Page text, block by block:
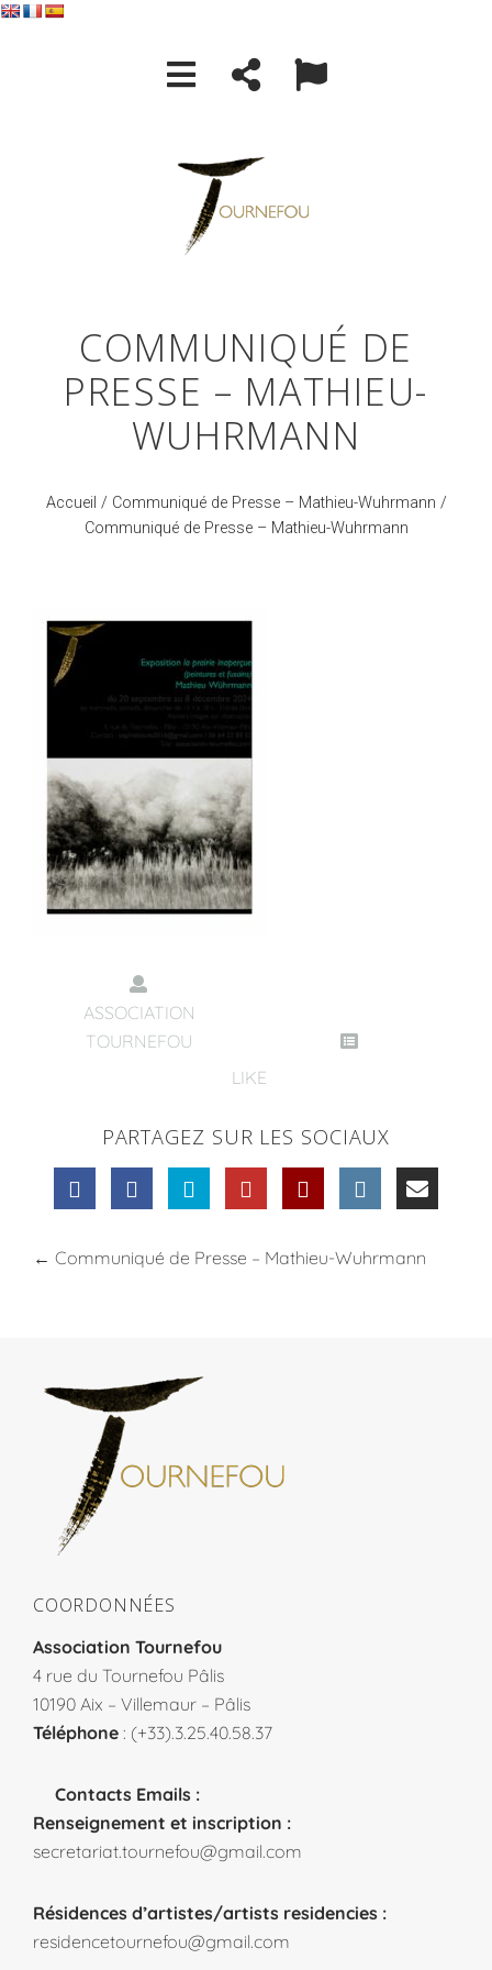
COMMUNIQUÉ DE
PRESSE – MATHIEU-
WUHRMANN
Accueil / Communiqué de Presse – Mathieu-Wuhrmann /
Communiqué de Presse – Mathieu-Wuhrmann
ASSOCIATION
TOURNEFOU
LIKE
PARTAGEZ SUR LES SOCIAUX
← Communiqué de Presse – Mathieu-Wuhrmann
COORDONNÉES
Association Tournefou
4 rue du Tournefou Pâlis
10190 Aix – Villemaur – Pâlis
Téléphone : (+33).3.25.40.58.37
Contacts Emails :
Renseignement et inscription :
secretariat.tournefou@gmail.com
Résidences d’artistes/artists residencies :
residencetournefou@gmail.com